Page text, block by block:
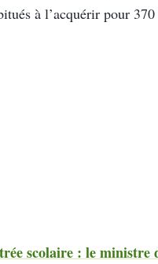
à l’acquérir pour
scolaire : le ministre